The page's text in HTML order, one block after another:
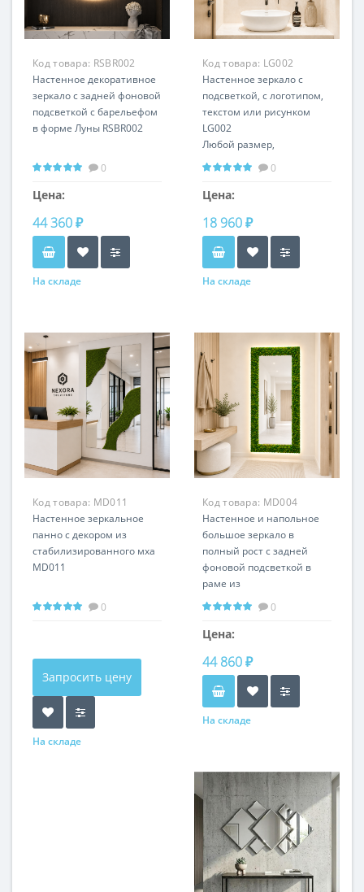
Код товара: RSBR002
Настенное декоративное
зеркало с задней фоновой
подсветкой с барельефом
в форме Луны RSBR002
0
Цена:
44 360 ₽
На складе
Код товара: LG002
Настенное зеркало с
подсветкой, с логотипом,
текстом или рисунком
LG002
Любой размер,
вертикальная или
горизонтальная
установка
0
Цена:
18 960 ₽
На складе
Код товара: MD011
Настенное зеркальное
панно с декором из
стабилизированного мха
MD011
0
Запросить цену
На складе
Код товара: MD004
Настенное и напольное
большое зеркало в
полный рост с задней
фоновой подсветкой в
раме из
стабилизированного мха
0
Цена:
44 860 ₽
На складе